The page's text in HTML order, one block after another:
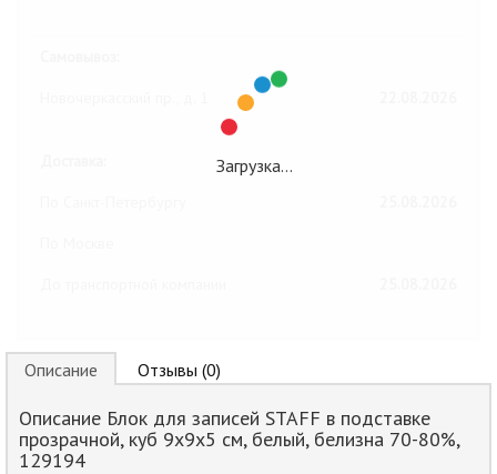
Загрузка…
Описание Отзывы (0)
Описание Блок для записей STAFF в подставке
прозрачной, куб 9х9х5 см, белый, белизна 70-80%,
129194